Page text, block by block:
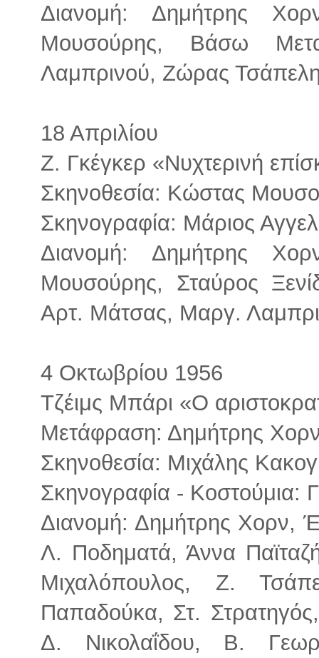
Διανομή: Δημήτρης
Μουσούρης, Βάσω
Λαμπρινού, Ζώρας
18 Απριλίου
Ζ. Γκέγκερ «Νυχτερινή
Σκηνοθεσία: Κώστας
Σκηνογραφία: Μάριος
Διανομή: Δημήτρης
Μουσούρης, Σταύρος
Αρτ. Μάτσας, Μαργ.
4 Οκτωβρίου 1956
Τζέιμς Μπάρι «Ο
Μετάφραση: Δημήτρης
Σκηνοθεσία: Μιχάλης
Σκηνογραφία - Κοστούμια:
Διανομή: Δημήτρης Χορν,
Λ. Ποδηματά, Άννα
Μιχαλόπουλος, Ζ.
Παπαδούκα, Στ.
Δ. Νικολαΐδου, Β.